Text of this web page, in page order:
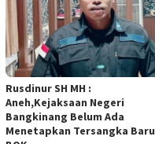
Rusdinur SH MH :
Aneh,Kejaksaan Negeri
Bangkinang Belum Ada
Menetapkan Tersangka Baru